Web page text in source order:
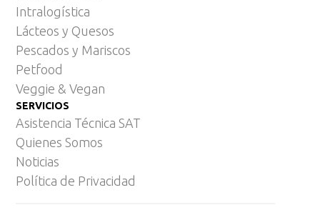
Intralogística
Lácteos y Quesos
Pescados y Mariscos
Petfood
Veggie & Vegan
SERVICIOS
Asistencia Técnica SAT
Quienes Somos
Noticias
Política de Privacidad